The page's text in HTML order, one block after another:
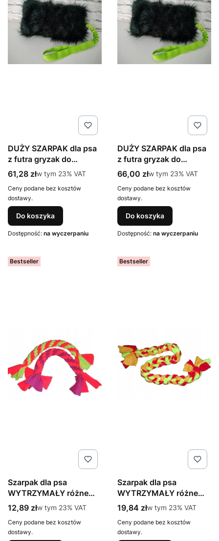
DUŻY SZARPAK dla psa
z futra gryzak do
przeciągania z
amortyzatorem gryzak
Cena brutto
61,28 złw tym %s VAT
w tym 23% VAT
Ceny podane bez kosztów
dostawy.
Do koszyka
Dostępność: na wyczerpaniu
DUŻY SZARPAK dla psa
z futra gryzak do
przeciągania z
amortyzatorem OWCA
Cena brutto
66,00 złw tym %s VAT
w tym 23% VAT
Ceny podane bez kosztów
dostawy.
Do koszyka
Dostępność: na wyczerpaniu
Bestseller
Szarpak dla psa
WYTRZYMAŁY różne
kolory ZABAWKA
Cena brutto
12,89 złw tym %s VAT
w tym 23% VAT
Ceny podane bez kosztów
dostawy.
Bestseller
Szarpak dla psa
WYTRZYMAŁY różne
kolory ZABAWKA
Cena brutto
19,84 złw tym %s VAT
w tym 23% VAT
Ceny podane bez kosztów
dostawy.